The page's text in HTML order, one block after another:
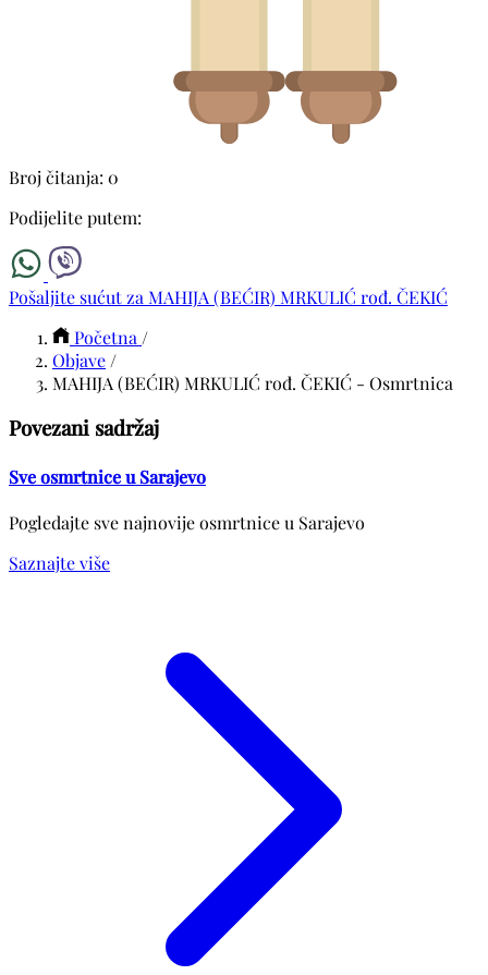
Broj čitanja: 0
Podijelite putem:
Pošaljite sućut za MAHIJA (BEĆIR) MRKULIĆ rođ. ČEKIĆ
Početna /
Objave /
MAHIJA (BEĆIR) MRKULIĆ rođ. ČEKIĆ - Osmrtnica
Povezani sadržaj
Sve osmrtnice u Sarajevo
Pogledajte sve najnovije osmrtnice u Sarajevo
Saznajte više